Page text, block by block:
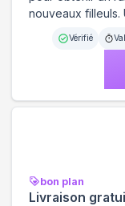
nouveaux filleuls.
Vérifié
bon plan
Livraison